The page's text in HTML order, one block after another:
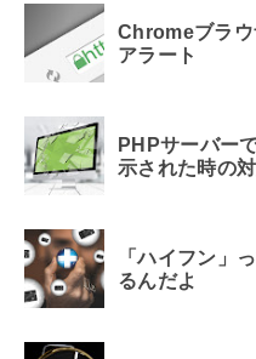
Chromeブラ
アラート
PHPサーバー
示された時の
「ハイフン」
るんだよ